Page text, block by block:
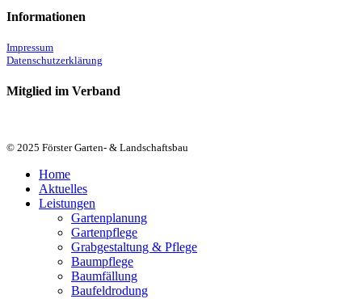
Informationen
Impressum
Datenschutzerklärung
Mitglied im Verband
© 2025 Förster Garten- & Landschaftsbau
Close
Menu
Home
Aktuelles
Leistungen
Gartenplanung
Gartenpflege
Grabgestaltung & Pflege
Baumpflege
Baumfällung
Baufeldrodung